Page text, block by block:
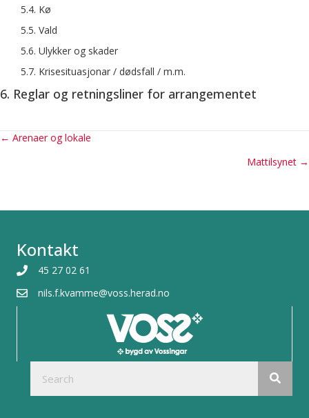
5.4. Kø
5.5. Vald
5.6. Ulykker og skader
5.7. Krisesituasjonar / dødsfall / m.m.
6. Reglar og retningsliner for arrangementet
Posts
← Arenaer og lokale
Mattilsynet →
Kontakt
45 27 02 61
nils.f.kvamme@voss.herad.no